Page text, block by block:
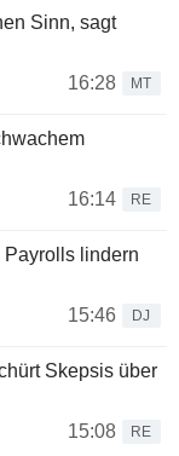
Sinn, sagt
16:28
MT
16:14
RE
lindern
15:46
DJ
Skepsis über
15:08
RE